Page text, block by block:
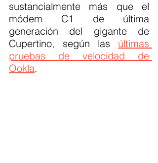
sustancialmente más que el
módem C1 de última
generación del gigante de
Cupertino, según las últimas
pruebas de velocidad de
Ookla.